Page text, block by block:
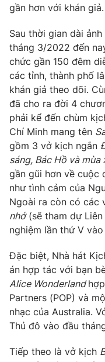
VTV4
VTV9
Liên hệ tòa soạn
THỜI BÁO VTV
Theo dõi báo trên
Cơ quan báo chí:
Thời
Giấy phép hoạt động
cấp ngày 29/12/2023
Tổng Biên tập:
Vũ Thanh
Phó Tổng Biên tập:
Tổng đài VTV: 024.38
gần hơn với khán giả.
Sau thời gian dài
tháng 3/2022 đến
chức gần 150 đêm
các tỉnh, thành phố
khán giả theo dõi.
đã cho ra đời 4
phải kể đến chùm
Chí Minh mang tên
gồm 3 vở kịch ngắn
sáng, Bác Hồ và mùa
gần gũi hơn về cuộc
như tình cảm của
Ngoài ra còn có các
nhớ(sẽ tham dự Liên
nghiệm lần thứ V
Đặc biệt, Nhà hát
án hợp tác với bạn
Alice Wonderland
Partners (POP) và
nhạc của Australia.
Thủ đô vào đầu
Tiếp theo là vở kịch